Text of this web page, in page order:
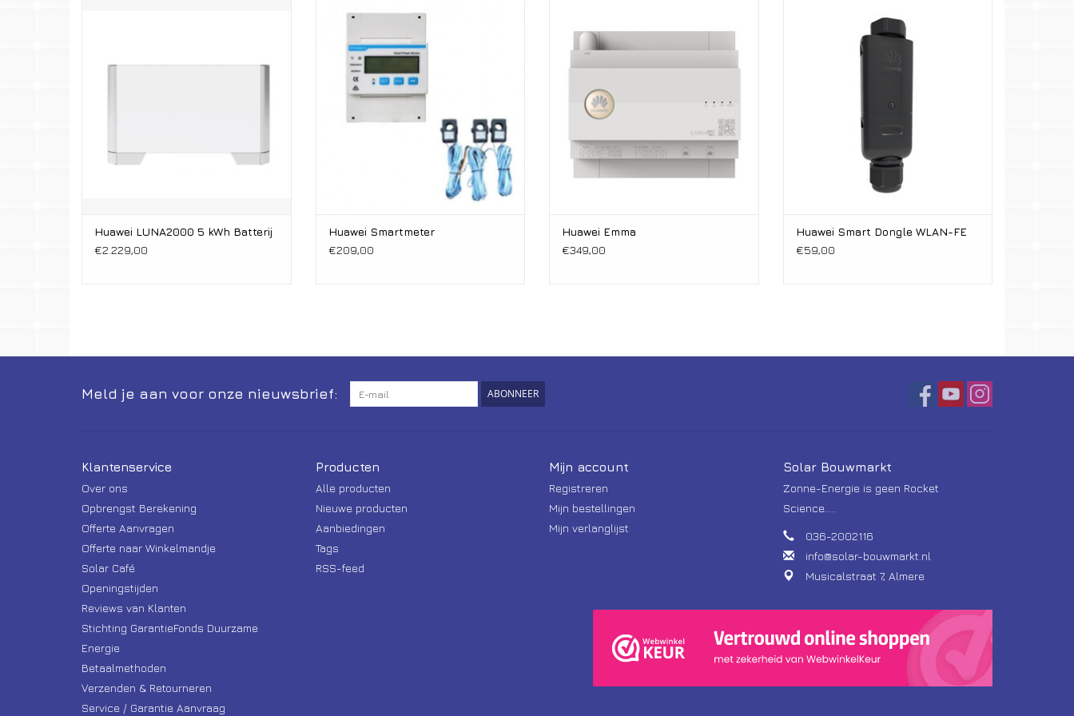
Huawei LUNA2000 5 kWh Batterij
€2.229,00
DTSU666-H/YDS60-100
Huawei Smartmeter
€209,00
Huawei Emma
€349,00
WLAN
Fast Ethernet
Huawei Smart Dongle WLAN-FE
€59,00
Meld je aan voor onze nieuwsbrief: ABONNEER
Klantenservice
Over ons
Opbrengst Berekening
Offerte Aanvragen
Offerte naar Winkelmandje
Solar Café
Openingstijden
Reviews van Klanten
Stichting GarantieFonds Duurzame
Energie
Betaalmethoden
Verzenden & Retourneren
Service / Garantie Aanvraag
Producten
Alle producten
Nieuwe producten
Aanbiedingen
Tags
RSS-feed
Mijn account
Registreren
Mijn bestellingen
Mijn verlanglijst
Solar Bouwmarkt
Zonne-Energie is geen Rocket
Science.....
036-2002116
info@solar-bouwmarkt.nl
Musicalstraat 7, Almere